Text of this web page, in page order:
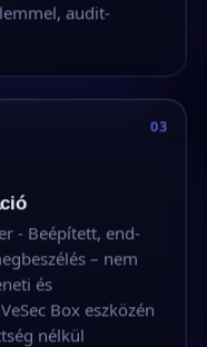
audit-
03
- Beépített, end-
– nem
és
Box eszközén
nélkül